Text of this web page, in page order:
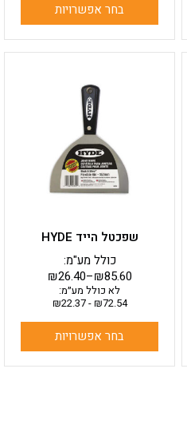
בחר אפשרויות
שפכטל הייד HYDE
₪26.40–₪85.60
כולל מע"מ:
לא כולל מע״מ:
₪72.54
-
₪22.37
בחר אפשרויות
יש
מספר
סוגים.
ניתן
לבחור
את
האפשרויות